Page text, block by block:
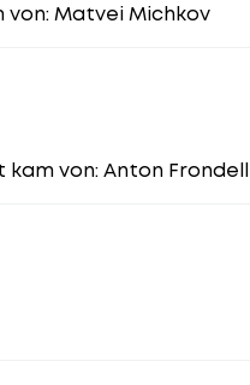
von: Matvei Michkov
kam von: Anton Frondell